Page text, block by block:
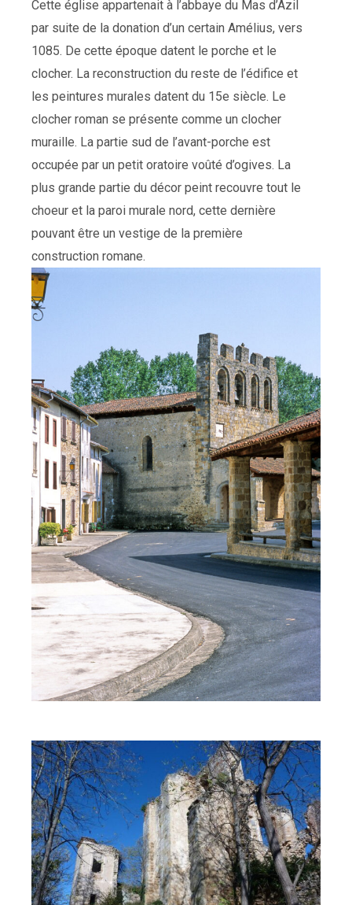
Cette église appartenait à l’abbaye du Mas d’Azil
par suite de la donation d’un certain Amélius, vers
1085. De cette époque datent le porche et le
clocher. La reconstruction du reste de l’édifice et
les peintures murales datent du 15e siècle. Le
clocher roman se présente comme un clocher
muraille. La partie sud de l’avant-porche est
occupée par un petit oratoire voûté d’ogives. La
plus grande partie du décor peint recouvre tout le
choeur et la paroi murale nord, cette dernière
pouvant être un vestige de la première
construction romane.